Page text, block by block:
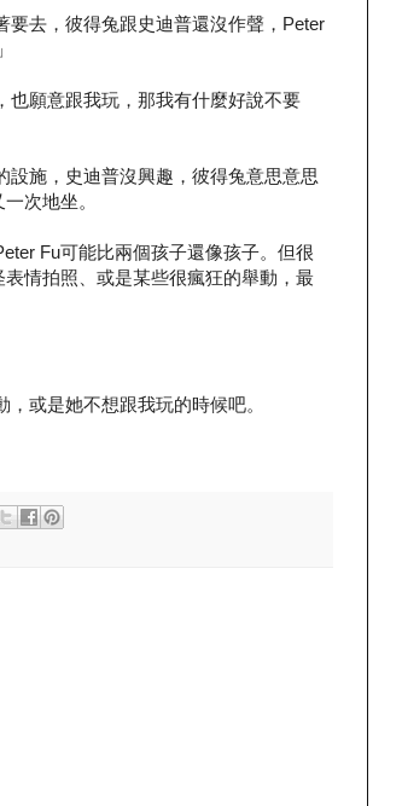
要去，彼得兔跟史迪普還沒作聲，Peter
也願意跟我玩，那我有什麼好說不要
施，史迪普沒興趣，彼得兔意思意思
次地坐。
Fu可能比兩個孩子還像孩子。但很
情拍照、或是某些很瘋狂的舉動，最
或是她不想跟我玩的時候吧。